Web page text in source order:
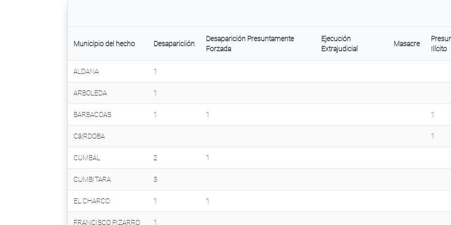
Municipio del hecho Desapariciión
Desaparición Presuntamente
Forzada
Ejecución
Extrajudicial
Masacre
Ilícito
ALDANA 1
ARBOLEDA 1
BARBACOAS 1 1 1
Câ¦RDOBA 1
CUMBAL 2 1
CUMBITARA 3
EL CHARCO 1 1
FRANCISCO PIZARRO 1